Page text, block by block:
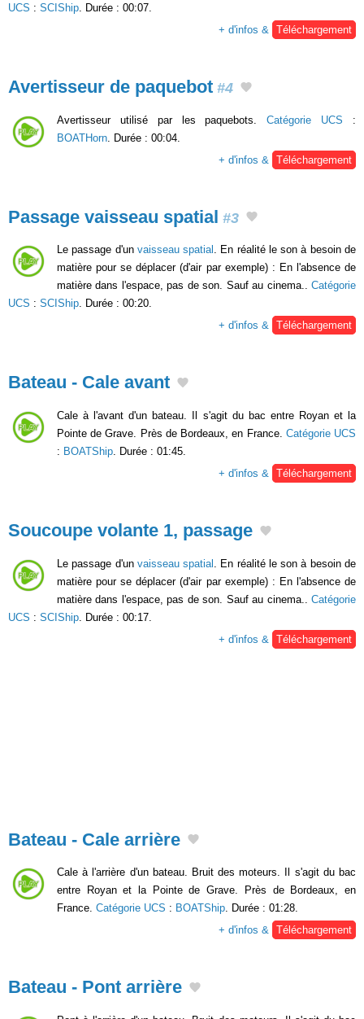
UCS : SCIShip . Durée : 00:07.
+ d'infos &
Téléchargement
Avertisseur de paquebot #4
Avertisseur utilisé par les paquebots.Catégorie UCS :
BOATHorn . Durée : 00:04.
+ d'infos &
Téléchargement
Passage vaisseau spatial #3
Le passage d'un vaisseau spatial . En réalité le son à besoin de
matière pour se déplacer (d'air par exemple) : En l'absence de
matière dans l'espace, pas de son. Sauf au cinema.. Catégorie
UCS : SCIShip. Durée : 00:20.
+ d'infos & Téléchargement
Bateau - Cale avant
Cale à l'avant d'un bateau. Il s'agit du bac entre Royan et la
Pointe de Grave. Près de Bordeaux, en France. Catégorie UCS
: BOATShip . Durée : 01:45.
+ d'infos &
Téléchargement
Soucoupe volante 1, passage
Le passage d'un vaisseau spatial . En réalité le son à besoin de
matière pour se déplacer (d'air par exemple) : En l'absence de
matière dans l'espace, pas de son. Sauf au cinema.. Catégorie
UCS : SCIShip . Durée : 00:17.
+ d'infos &
Téléchargement
Bateau - Cale arrière
Cale à l'arrière d'un bateau. Bruit des moteurs. Il s'agit du bac
entre Royan et la Pointe de Grave. Près de Bordeaux, en
France. Catégorie UCS : BOATShip. Durée : 01:28.
+ d'infos & Téléchargement
Bateau - Pont arrière